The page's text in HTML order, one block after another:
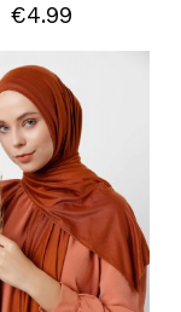
€4.99